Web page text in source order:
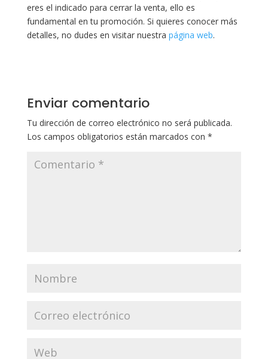
eres el indicado para cerrar la venta, ello es
fundamental en tu promoción. Si quieres conocer más
detalles, no dudes en visitar nuestra página web.
Enviar comentario
Tu dirección de correo electrónico no será publicada.
Los campos obligatorios están marcados con *